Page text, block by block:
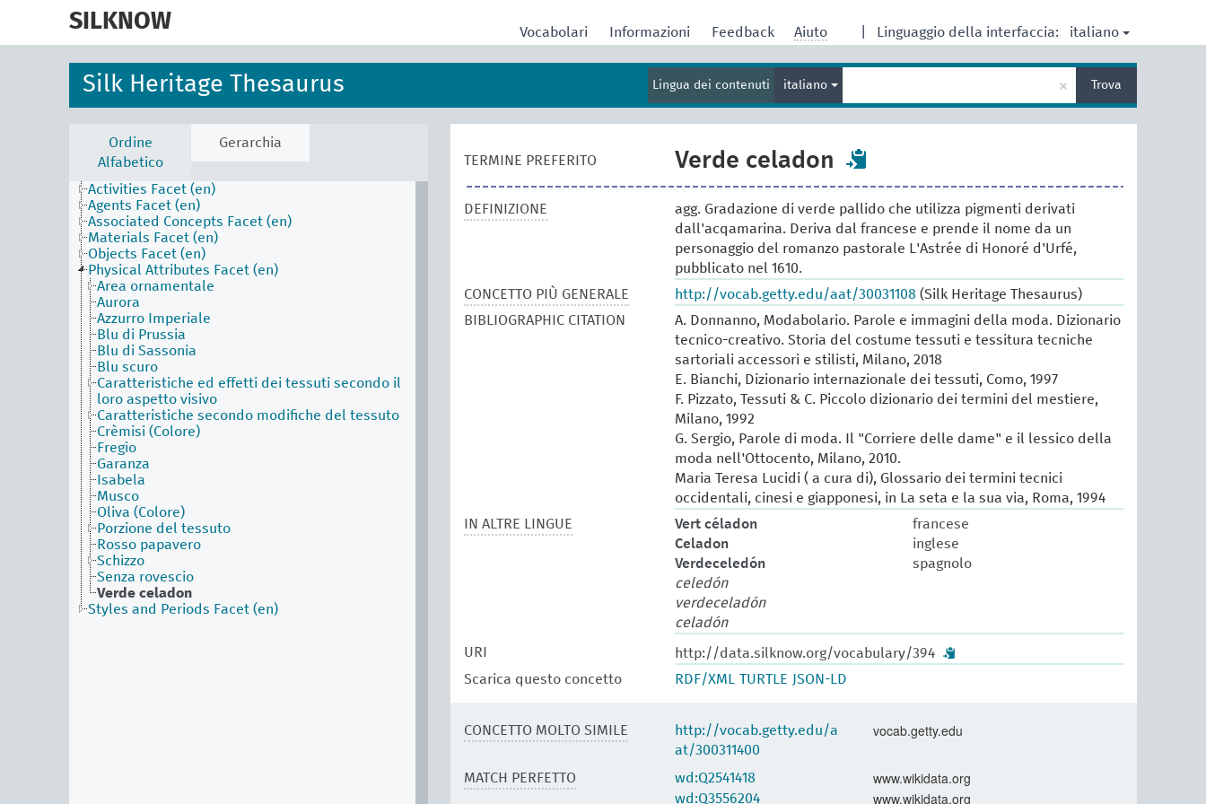
SILKNOW Linguaggio della interfaccia: italiano
Vocabolari Informazioni Feedback Aiuto
Silk Heritage Thesaurus Lingua dei contenuti italiano
termine
per
la
ricerca
× Trova
Ordine
Alfabetico
Gerarchia
Activities Facet (en)
Agents Facet (en)
Associated Concepts Facet (en)
Materials Facet (en)
Objects Facet (en)
Physical Attributes Facet (en)
Area ornamentale
Aurora
Azzurro Imperiale
Blu di Prussia
Blu di Sassonia
Blu scuro
Caratteristiche ed effetti dei tessuti secondo il
loro aspetto visivo
Caratteristiche secondo modifiche del tessuto
Crèmisi (Colore)
Fregio
Garanza
Isabela
Musco
Oliva (Colore)
Porzione del tessuto
Rosso papavero
Schizzo
Senza rovescio
Verde celadon
Styles and Periods Facet (en)
TERMINE PREFERITO Verde celadon
DEFINIZIONE
agg. Gradazione di verde pallido che utilizza pigmenti derivati
dall'acqamarina. Deriva dal francese e prende il nome da un
personaggio del romanzo pastorale L'Astrée di Honoré d'Urfé,
pubblicato nel 1610.
CONCETTO PIÙ GENERALE
http://vocab.getty.edu/aat/30031108 (Silk Heritage Thesaurus)
BIBLIOGRAPHIC CITATION
A. Donnanno, Modabolario. Parole e immagini della moda. Dizionario
tecnico-creativo. Storia del costume tessuti e tessitura tecniche
sartoriali accessori e stilisti, Milano, 2018
E. Bianchi, Dizionario internazionale dei tessuti, Como, 1997
F. Pizzato, Tessuti & C. Piccolo dizionario dei termini del mestiere,
Milano, 1992
G. Sergio, Parole di moda. Il "Corriere delle dame" e il lessico della
moda nell'Ottocento, Milano, 2010.
Maria Teresa Lucidi ( a cura di), Glossario dei termini tecnici
occidentali, cinesi e giapponesi, in La seta e la sua via, Roma, 1994
IN ALTRE LINGUE
Vert céladon
francese
Celadon
inglese
Verdeceledón
spagnolo
celedón
verdeceladón
celadón
URI
http://data.silknow.org/vocabulary/394
Scarica questo concetto
RDF/XML TURTLE JSON-LD
CONCETTO MOLTO SIMILE
http://vocab.getty.edu/a
at/300311400
vocab.getty.edu
MATCH PERFETTO wd:Q2541418 www.wikidata.org
wd:Q3556204 www.wikidata.org